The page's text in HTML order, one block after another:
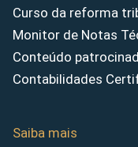
Curso da reforma
Monitor de Notas
Conteúdo
Contabilidades
Saiba mais